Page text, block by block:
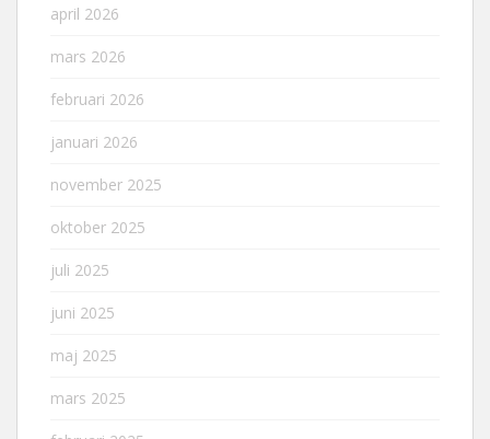
april 2026
mars 2026
februari 2026
januari 2026
november 2025
oktober 2025
juli 2025
juni 2025
maj 2025
mars 2025